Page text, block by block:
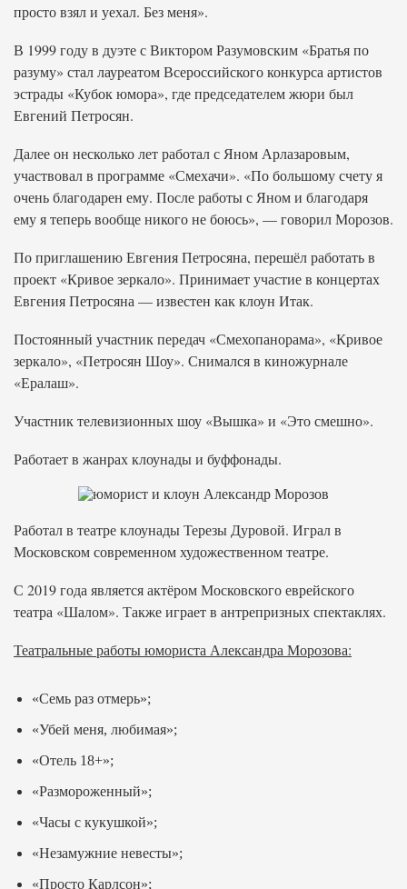
просто взял и уехал. Без меня».
В 1999 году в дуэте с Виктором Разумовским «Братья по
разуму» стал лауреатом Всероссийского конкурса артистов
эстрады «Кубок юмора», где председателем жюри был
Евгений Петросян.
Далее он несколько лет работал с Яном Арлазаровым,
участвовал в программе «Смехачи». «По большому счету я
очень благодарен ему. После работы с Яном и благодаря
ему я теперь вообще никого не боюсь», — говорил Морозов.
По приглашению Евгения Петросяна, перешёл работать в
проект «Кривое зеркало». Принимает участие в концертах
Евгения Петросяна — известен как клоун Итак.
Постоянный участник передач «Смехопанорама», «Кривое
зеркало», «Петросян Шоу». Снимался в киножурнале
«Ералаш».
Участник телевизионных шоу «Вышка» и «Это смешно».
Работает в жанрах клоунады и буффонады.
Работал в театре клоунады Терезы Дуровой. Играл в
Московском современном художественном театре.
С 2019 года является актёром Московского еврейского
театра «Шалом». Также играет в антрепризных спектаклях.
Театральные работы юмориста Александра Морозова:
«Семь раз отмерь»;
«Убей меня, любимая»;
«Отель 18+»;
«Размороженный»;
«Часы с кукушкой»;
«Незамужние невесты»;
«Просто Карлсон»;